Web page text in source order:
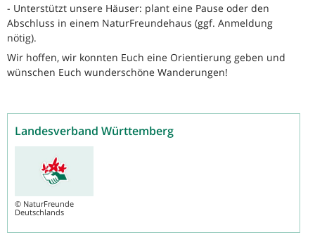
- Unterstützt unsere Häuser: plant eine Pause oder den
Abschluss in einem NaturFreundehaus (ggf. Anmeldung
nötig).
Wir hoffen, wir konnten Euch eine Orientierung geben und
wünschen Euch wunderschöne Wanderungen!
Landesverband Württemberg
© NaturFreunde
Deutschlands